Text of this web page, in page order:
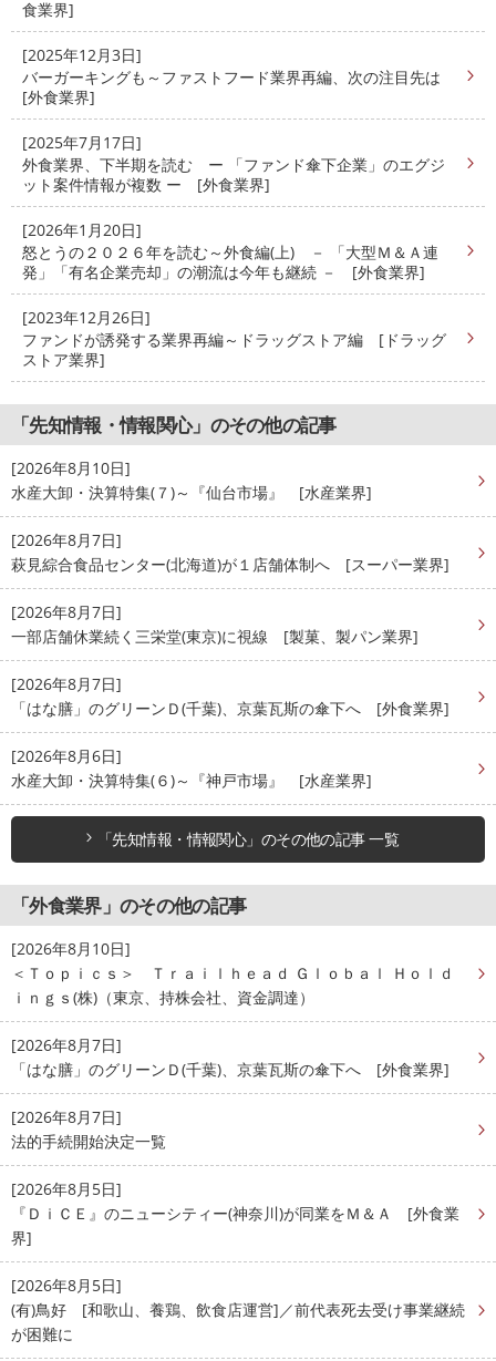
食業界]
[2025年12月3日]
バーガーキングも～ファストフード業界再編、次の注目先は
[外食業界]
[2025年7月17日]
外食業界、下半期を読む ー 「ファンド傘下企業」のエグジ
ット案件情報が複数 ー [外食業界]
[2026年1月20日]
怒とうの２０２６年を読む～外食編(上) － 「大型Ｍ＆Ａ連
発」「有名企業売却」の潮流は今年も継続 － [外食業界]
[2023年12月26日]
ファンドが誘発する業界再編～ドラッグストア編 [ドラッグ
ストア業界]
「先知情報・情報関心」のその他の記事
[2026年8月10日]
水産大卸・決算特集(７)～『仙台市場』 [水産業界]
[2026年8月7日]
萩見綜合食品センター(北海道)が１店舗体制へ [スーパー業界]
[2026年8月7日]
一部店舗休業続く三栄堂(東京)に視線 [製菓、製パン業界]
[2026年8月7日]
「はな膳」のグリーンＤ(千葉)、京葉瓦斯の傘下へ [外食業界]
[2026年8月6日]
水産大卸・決算特集(６)～『神戸市場』 [水産業界]
「先知情報・情報関心」のその他の記事 一覧
「外食業界」のその他の記事
[2026年8月10日]
＜Ｔｏｐｉｃｓ＞ Ｔｒａｉｌｈｅａｄ Ｇｌｏｂａｌ Ｈｏｌｄ
ｉｎｇｓ(株)（東京、持株会社、資金調達）
[2026年8月7日]
「はな膳」のグリーンＤ(千葉)、京葉瓦斯の傘下へ [外食業界]
[2026年8月7日]
法的手続開始決定一覧
[2026年8月5日]
『ＤｉＣＥ』のニューシティー(神奈川)が同業をＭ＆Ａ [外食業
界]
[2026年8月5日]
(有)鳥好 [和歌山、養鶏、飲食店運営]／前代表死去受け事業継続
が困難に